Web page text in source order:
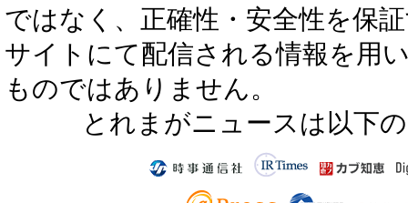
ではなく、正確性・安全性を保
サイトにて配信される情報を用
ものではありません。
とれまがニュースは以下